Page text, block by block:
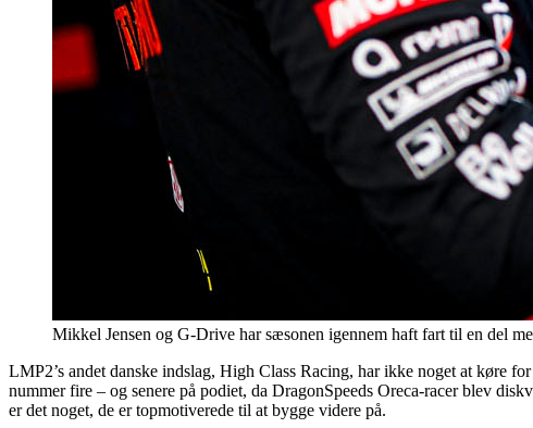
Mikkel Jensen og G-Drive har sæsonen igennem haft fart til en del
LMP2’s andet danske indslag, High Class Racing, har ikke noget at køre
nummer fire – og senere på podiet, da DragonSpeeds Oreca-racer blev
er det noget, de er topmotiverede til at bygge videre på.